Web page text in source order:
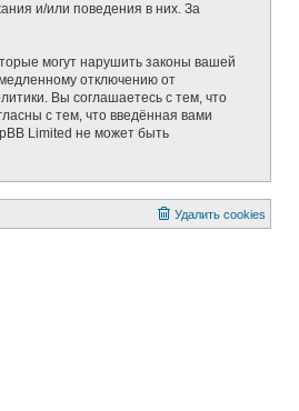
и/или поведения в них. За
могут нарушить законы вашей
отключению от
Вы соглашаетесь с тем, что
с тем, что введённая вами
Limited не может быть
Удалить cookies